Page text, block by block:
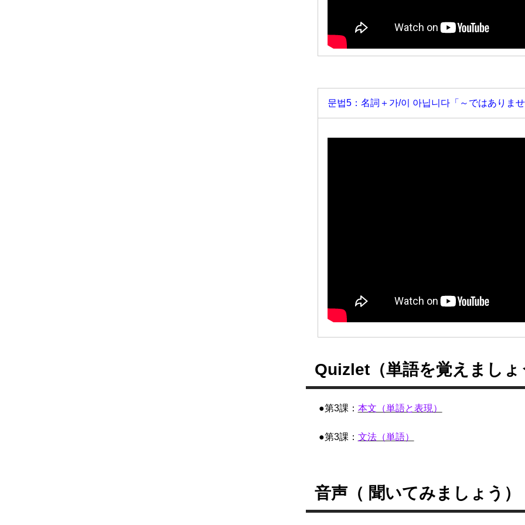
문법5：名詞＋가/이 아닙니다「～ではありま
Quizlet（単語を覚えましょ
●第3課： 本文（単語と表現）
●第3課： 文法（単語）
音声（ 聞いてみましょう）